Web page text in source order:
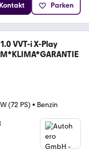
Kontakt Parken
VVT-i X-Play
(72 PS) • Benzin